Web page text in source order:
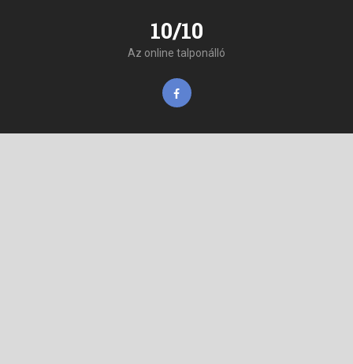
10/10
Az online talponálló